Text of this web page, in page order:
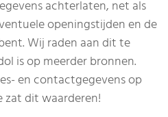
achterlaten, net als
openingstijden en de
Wij raden aan dit te
is op meerder bronnen.
en contactgegevens op
zat dit waarderen!